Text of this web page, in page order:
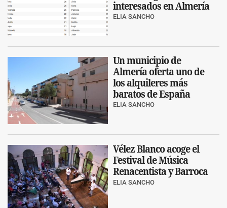
interesados en Almería
ELIA SANCHO
Un municipio de
Almería oferta uno de
los alquileres más
baratos de España
ELIA SANCHO
Vélez Blanco acoge el
Festival de Música
Renacentista y Barroca
ELIA SANCHO